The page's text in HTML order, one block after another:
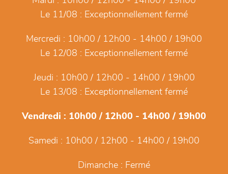
Le 11/08 : Exceptionnellement fermé
Mercredi : 10h00 / 12h00 - 14h00 / 19h00
Le 12/08 : Exceptionnellement fermé
Jeudi : 10h00 / 12h00 - 14h00 / 19h00
Le 13/08 : Exceptionnellement fermé
Vendredi : 10h00 / 12h00 - 14h00 / 19h00
Samedi : 10h00 / 12h00 - 14h00 / 19h00
Dimanche : Fermé